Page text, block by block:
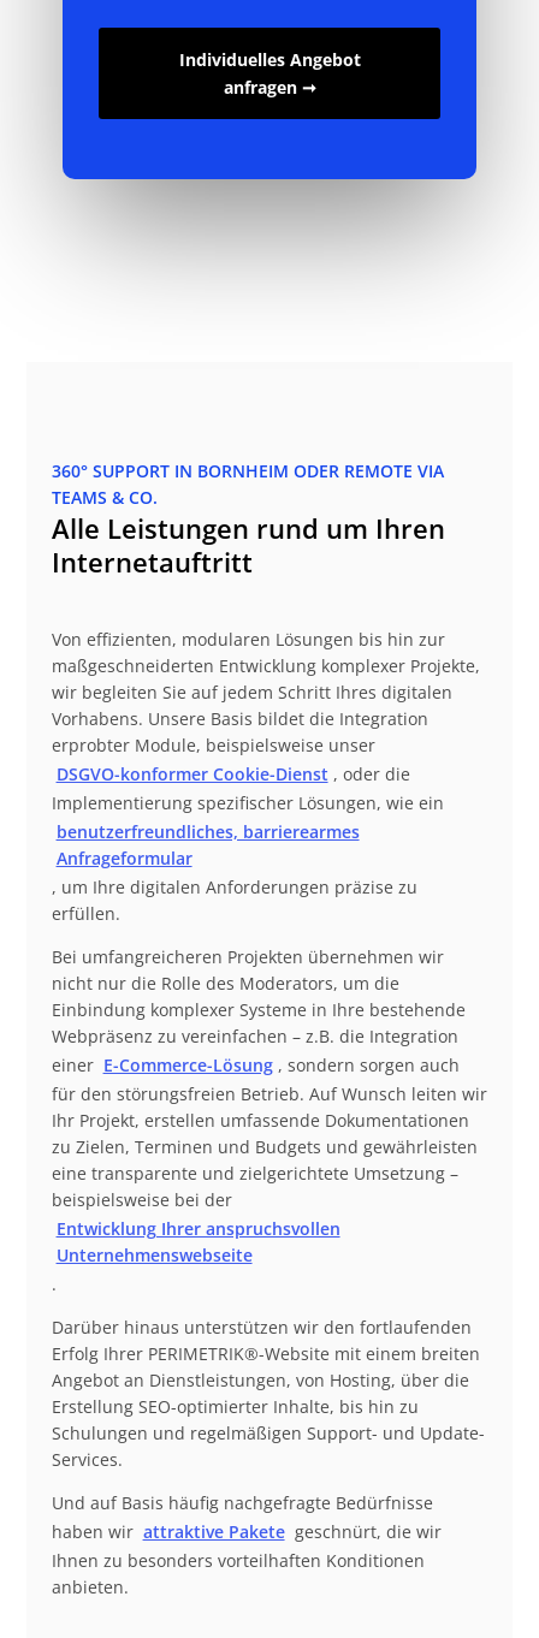
Individuelles Angebot
anfragen ➞
360° SUPPORT IN BORNHEIM ODER REMOTE VIA
TEAMS & CO.
Alle Leistungen rund um Ihren
Internetauftritt
Von effizienten, modularen Lösungen bis hin zur
maßgeschneiderten Entwicklung komplexer Projekte,
wir begleiten Sie auf jedem Schritt Ihres digitalen
Vorhabens. Unsere Basis bildet die Integration
erprobter Module, beispielsweise unser
DSGVO-konformer Cookie-Dienst , oder die
Implementierung spezifischer Lösungen, wie ein
benutzerfreundliches, barrierearmes
Anfrageformular
, um Ihre digitalen Anforderungen präzise zu
erfüllen.
Bei umfangreicheren Projekten übernehmen wir
nicht nur die Rolle des Moderators, um die
Einbindung komplexer Systeme in Ihre bestehende
Webpräsenz zu vereinfachen – z.B. die Integration
einer E-Commerce-Lösung , sondern sorgen auch
für den störungsfreien Betrieb. Auf Wunsch leiten wir
Ihr Projekt, erstellen umfassende Dokumentationen
zu Zielen, Terminen und Budgets und gewährleisten
eine transparente und zielgerichtete Umsetzung –
beispielsweise bei der
Entwicklung Ihrer anspruchsvollen
Unternehmenswebseite
.
Darüber hinaus unterstützen wir den fortlaufenden
Erfolg Ihrer PERIMETRIK®-Website mit einem breiten
Angebot an Dienstleistungen, von Hosting, über die
Erstellung SEO-optimierter Inhalte, bis hin zu
Schulungen und regelmäßigen Support- und Update-
Services.
Und auf Basis häufig nachgefragte Bedürfnisse
haben wir attraktive Pakete geschnürt, die wir
Ihnen zu besonders vorteilhaften Konditionen
anbieten.